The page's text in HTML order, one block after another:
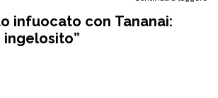
infuocato con Tananai:
ingelosito”